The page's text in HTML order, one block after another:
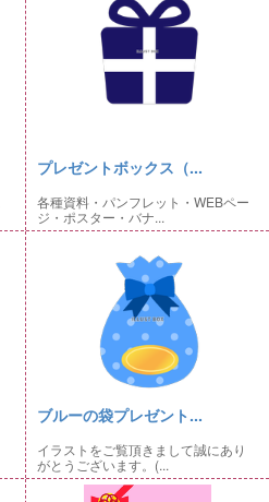
プレゼントボックス（...
各種資料・パンフレット・WEBペー
ジ・ポスター・バナ...
ブルーの袋プレゼント...
イラストをご覧頂きまして誠にあり
がとうございます。(...